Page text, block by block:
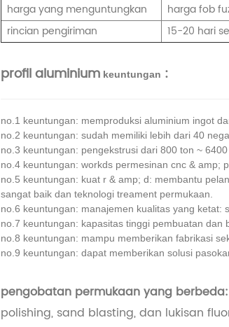
harga yang menguntungkan
harga fob
rincian pengiriman
15-20 hari
profil aluminiumkeuntungan :
no.1 keuntungan: memproduksi aluminium ingot
no.2 keuntungan: sudah memiliki lebih dari 40
no.3 keuntungan: pengekstrusi dari 800 ton ~
no.4 keuntungan: workds permesinan cnc & amp;
no.5 keuntungan: kuat r & amp; d: membantu
sangat baik dan teknologi treament permukaan.
no.6 keuntungan: manajemen kualitas yang ketat:
no.7 keuntungan: kapasitas tinggi pembuatan dan
no.8 keuntungan: mampu memberikan fabrikasi
no.9 keuntungan: dapat memberikan solusi
pengobatan permukaan yang berbeda:
polishing, sand blasting, dan lukisan